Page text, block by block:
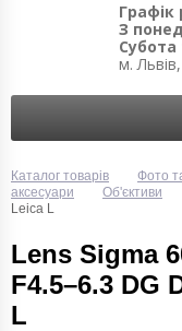
Графік
З
Субота
м.
Каталог товарів Фото
аксесуари
Об'єктиви
Leica L
Lens Sigma
F4.5–6.3 DG
L